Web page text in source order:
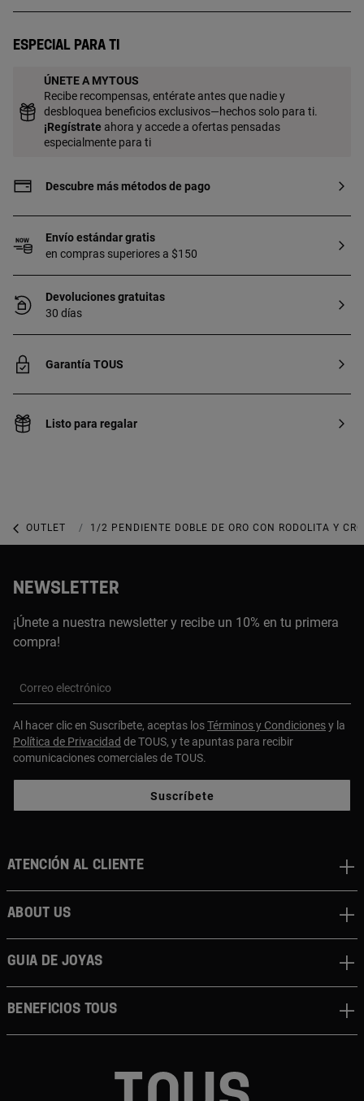
presión. Largo cadena: 6 cm.
Especial para ti
ÚNETE A MYTOUS
Recibe recompensas, entérate antes que nadie y
desbloquea beneficios exclusivos—hechos solo para ti.
¡Regístrate ahora y accede a ofertas pensadas
especialmente para ti
Descubre más métodos de pago
Envío estándar gratis
en compras superiores a $150
Devoluciones gratuitas
30 días
Garantía TOUS
Listo para regalar
OUTLET OUTLET JOYERÍA
1/2 PENDIENTE DOBLE DE ORO CON RODOLITA Y
NEWSLETTER
¡Únete a nuestra newsletter y recibe un 10% en tu primera
compra!
Correo electrónico
Al hacer clic en Suscríbete, aceptas losTérminos y Condicionesy la
Política de Privacidad de TOUS, y te apuntas para recibir
comunicaciones comerciales de TOUS.
Suscríbete
Atención al cliente
About us
Guia de joyas
Beneficios TOUS